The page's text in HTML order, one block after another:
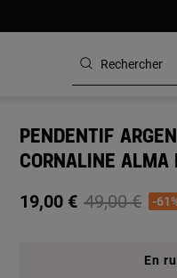
PENDENTIF
CORNALINE ALMA
19,00 € Price
49,00 €to
-
En